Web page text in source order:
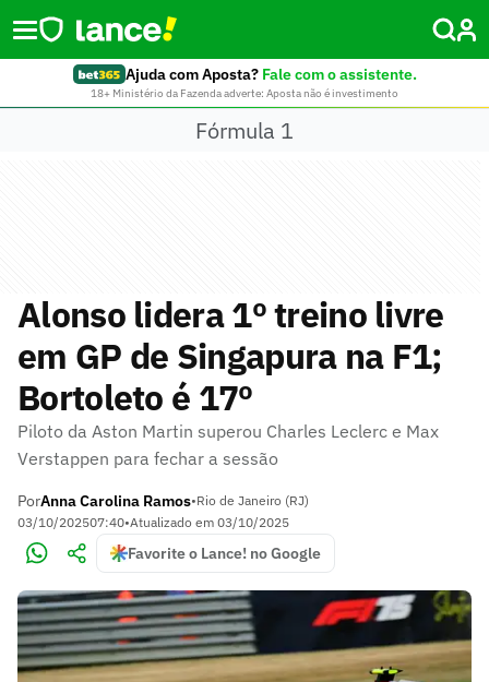
Ajuda com Aposta? Fale com o assistente.
18+ Ministério da Fazenda adverte: Aposta não é investimento
Fórmula 1
Alonso lidera 1º treino livre
em GP de Singapura na F1;
Bortoleto é 17º
Piloto da Aston Martin superou Charles Leclerc e Max
Verstappen para fechar a sessão
PorAnna Carolina Ramos•Rio de Janeiro (RJ)
03/10/202507:40•Atualizado em 03/10/2025
Favorite o Lance! no Google